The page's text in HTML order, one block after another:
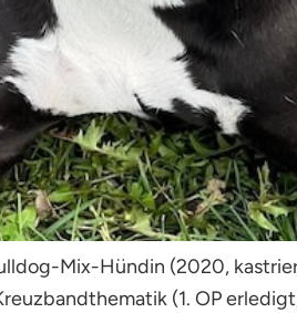
Mix-Hündin (2020,
(1. OP